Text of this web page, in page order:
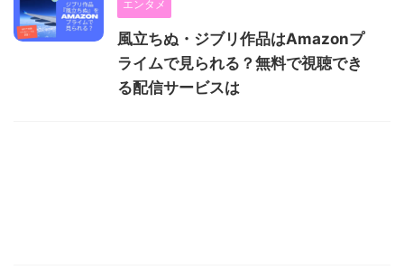
エンタメ
風立ちぬ・ジブリ作品はAmazonプ
ライムで見られる？無料で視聴でき
る配信サービスは